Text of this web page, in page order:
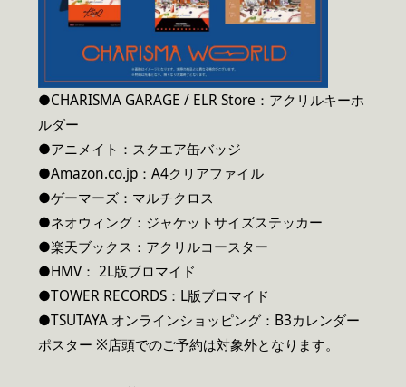
●CHARISMA GARAGE / ELR Store：アクリルキーホ
ルダー
●アニメイト：スクエア缶バッジ
●Amazon.co.jp：A4クリアファイル
●ゲーマーズ：マルチクロス
●ネオウィング：ジャケットサイズステッカー
●楽天ブックス：アクリルコースター
●HMV： 2L版ブロマイド
●TOWER RECORDS：L版ブロマイド
●TSUTAYA オンラインショッピング：B3カレンダー
ポスター ※店頭でのご予約は対象外となります。